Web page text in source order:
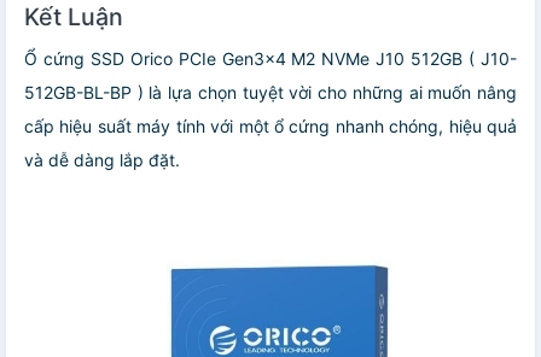
Kết Luận
Ổ cứng SSD Orico PCIe Gen3x4 M2 NVMe J10 512GB ( J10-
512GB-BL-BP ) là lựa chọn tuyệt vời cho những ai muốn nâng
cấp hiệu suất máy tính với một ổ cứng nhanh chóng, hiệu quả
và dễ dàng lắp đặt.